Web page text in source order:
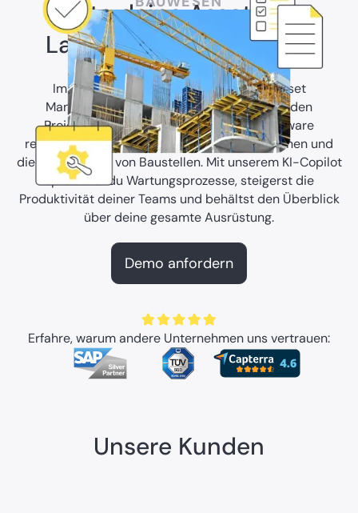
Halte deine Assets am
Laufen und Projekte ein
Im Bauwesen entscheiden effizientes Asset
Management und nahtlose Prozesse über den
Projekterfolg. Unsere Instandhaltungssoftware
revolutioniert die Verwaltung von Baumaschinen und
die Koordination von Baustellen. Mit unserem KI-Copilot
optimierst du Wartungsprozesse, steigerst die
Produktivität deiner Teams und behältst den Überblick
über deine gesamte Ausrüstung.
Demo anfordern
Erfahre, warum andere Unternehmen uns vertrauen:
Unsere Kunden